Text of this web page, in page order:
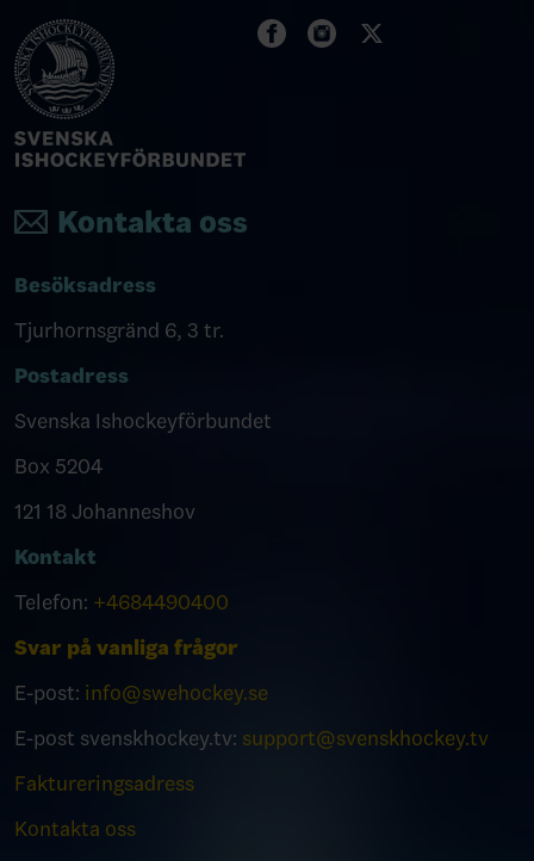
Kontakta oss
Besöksadress
Tjurhornsgränd 6, 3 tr.
Postadress
Svenska Ishockeyförbundet
Box 5204
121 18 Johanneshov
Kontakt
Telefon: +4684490400
Svar på vanliga frågor
E-post: info@swehockey.se
E-post svenskhockey.tv: support@svenskhockey.tv
Faktureringsadress
Kontakta oss